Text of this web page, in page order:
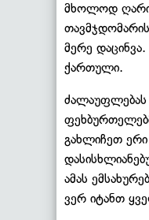
მხოლოდ
მერე
ქართული.
ძალაუფლებას
გახლიჩეთ
ამას
ვერ იტანთ